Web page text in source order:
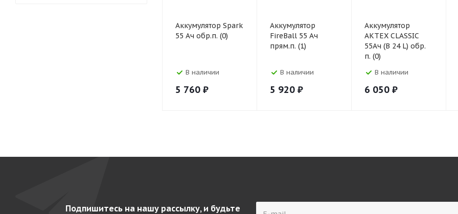
Аккумулятор Spark
55 Ач обр.п. (0)
В наличии
5 760 ₽
Аккумулятор
FireBall 55 Ач
прям.п. (1)
В наличии
5 920 ₽
Аккумулятор
АКТЕХ CLASSIC
55Ач (В 24 L) обр.
п. (0)
В наличии
6 050 ₽
Подпишитесь на нашу рассылку, и будьте